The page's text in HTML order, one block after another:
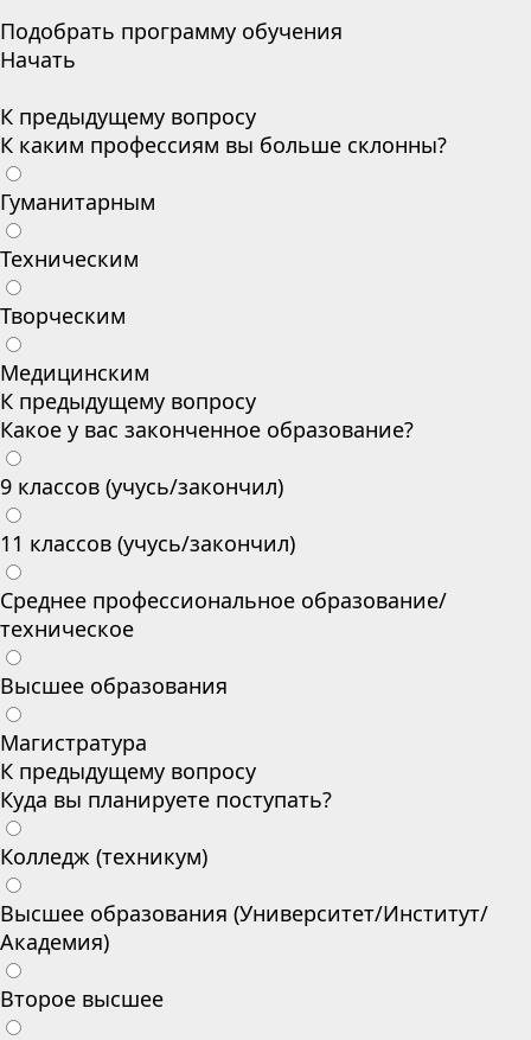
Подобрать программу обучения
Начать
К предыдущему вопросу
К каким профессиям вы больше склонны?
Гуманитарным
Техническим
Творческим
Медицинским
К предыдущему вопросу
Какое у вас законченное образование?
9 классов (учусь/закончил)
11 классов (учусь/закончил)
Среднее профессиональное образование/
техническое
Высшее образования
Магистратура
К предыдущему вопросу
Куда вы планируете поступать?
Колледж (техникум)
Высшее образования (Университет/Институт/
Академия)
Второе высшее